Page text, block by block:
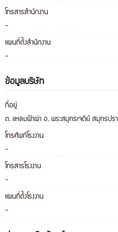
โทรสารสำนักงาน
-
แผนที่ตั้งสำนักงาน
-
ข้อมูลบริษัท
ที่อยู่
ต. แหลมฟ้าผ่า อ. พระสมุทรเจดีย์ สมุทรปร
โทรศัพท์โรงงาน
-
โทรสารโรงงาน
-
แผนที่ตั้งโรงงาน
-